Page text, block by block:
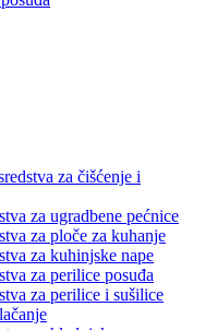
za čišćenje i
za ugradbene pećnice
za ploče za kuhanje
za kuhinjske nape
za perilice posuđa
za perilice i sušilice